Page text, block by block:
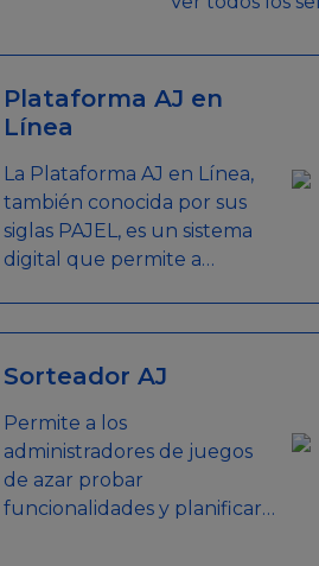
Plataforma AJ en
Línea
La Plataforma AJ en Línea,
también conocida por sus
siglas PAJEL, es un sistema
digital que permite a
relacionados con
Sorteador AJ
Permite a los
administradores de juegos
de azar probar
funcionalidades y planificar